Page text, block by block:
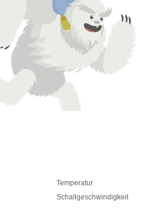
Temperatur
Schallgeschwindigkeit